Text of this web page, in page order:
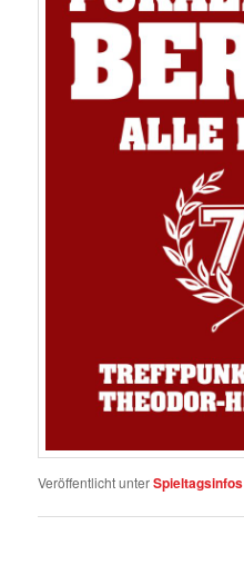
Veröffentlicht unterSpieltagsinfos